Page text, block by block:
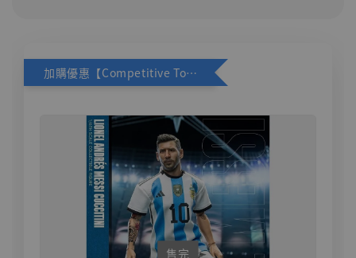
加購優惠【Competitive Toys 梅西 [CM001]】
售完